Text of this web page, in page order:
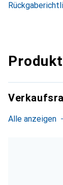
Alle anzeigen